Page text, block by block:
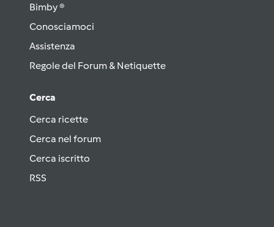
Bimby ®
Conosciamoci
Assistenza
Regole del Forum & Netiquette
Cerca
Cerca ricette
Cerca nel forum
Cerca iscritto
RSS